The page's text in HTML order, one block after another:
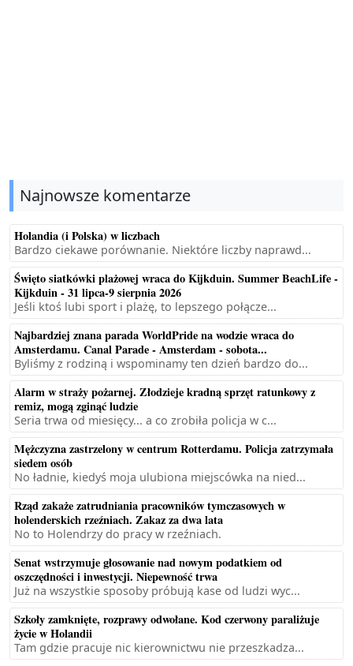
Najnowsze komentarze
Holandia (i Polska) w liczbach
Bardzo ciekawe porównanie. Niektóre liczby naprawd...
Święto siatkówki plażowej wraca do Kijkduin. Summer BeachLife -
Kijkduin - 31 lipca-9 sierpnia 2026
Jeśli ktoś lubi sport i plażę, to lepszego połącze...
Najbardziej znana parada WorldPride na wodzie wraca do
Amsterdamu. Canal Parade - Amsterdam - sobota...
Byliśmy z rodziną i wspominamy ten dzień bardzo do...
Alarm w straży pożarnej. Złodzieje kradną sprzęt ratunkowy z
remiz, mogą zginąć ludzie
Seria trwa od miesięcy... a co zrobiła policja w c...
Mężczyzna zastrzelony w centrum Rotterdamu. Policja zatrzymała
siedem osób
No ładnie, kiedyś moja ulubiona miejscówka na nied...
Rząd zakaże zatrudniania pracowników tymczasowych w
holenderskich rzeźniach. Zakaz za dwa lata
No to Holendrzy do pracy w rzeźniach.
Senat wstrzymuje głosowanie nad nowym podatkiem od
oszczędności i inwestycji. Niepewność trwa
Już na wszystkie sposoby próbują kase od ludzi wyc...
Szkoły zamknięte, rozprawy odwołane. Kod czerwony paraliżuje
życie w Holandii
Tam gdzie pracuje nic kierownictwu nie przeszkadza...